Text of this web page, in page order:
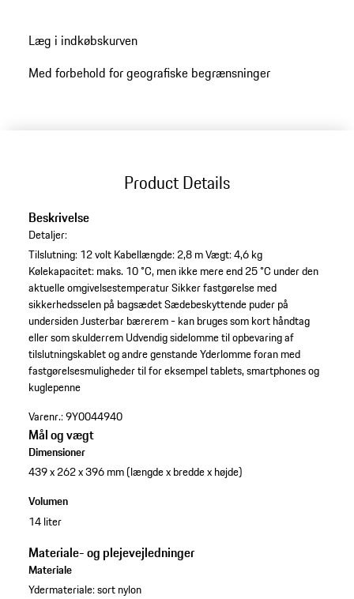
Læg i indkøbskurven
Med forbehold for geografiske begrænsninger
Product Details
Beskrivelse
Detaljer:
Tilslutning: 12 volt Kabellængde: 2,8 mVægt: 4,6 kg
Kølekapacitet: maks. 10 °C, men ikke mere end 25 °C under den
aktuelle omgivelsestemperaturSikker fastgørelse med
sikkerhedsselen på bagsædetSædebeskyttende puder på
undersidenJusterbar bærerem - kan bruges som kort håndtag
eller som skulderrem Udvendig sidelomme til opbevaring af
tilslutningskablet og andre genstandeYderlomme foran med
fastgørelsesmuligheder til for eksempel tablets, smartphones og
kuglepenne
Varenr.:9Y0044940
Mål og vægt
Dimensioner
439 x 262 x 396 mm (længde x bredde x højde)
Volumen
14 liter
Materiale- og plejevejledninger
Materiale
Ydermateriale: sort nylon